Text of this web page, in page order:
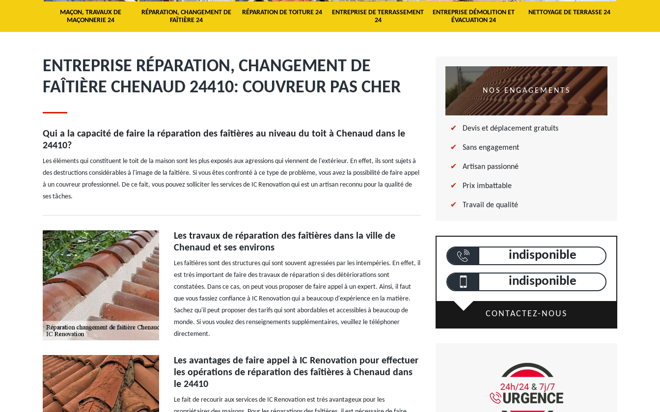
MAÇON, TRAVAUX DE
MAÇONNERIE 24
RÉPARATION, CHANGEMENT DE
FAÎTIÈRE 24
RÉPARATION DE TOITURE 24
ENTREPRISE DE TERRASSEMENT
24
ENTREPRISE DÉMOLITION ET
ÉVACUATION 24
NETTOYAGE DE TERRASSE 24
ENTREPRISE RÉPARATION, CHANGEMENT DE
FAÎTIÈRE CHENAUD 24410: COUVREUR PAS CHER
Qui a la capacité de faire la réparation des faîtières au niveau du toit à Chenaud dans le
24410?
Les éléments qui constituent le toit de la maison sont les plus exposés aux agressions qui viennent de l'extérieur. En effet, ils sont sujets à
des destructions considérables à l'image de la faîtière. Si vous êtes confronté à ce type de problème, vous avez la possibilité de faire appel
à un couvreur professionnel. De ce fait, vous pouvez solliciter les services de IC Renovation qui est un artisan reconnu pour la qualité de
ses tâches.
Les travaux de réparation des faîtières dans la ville de
Chenaud et ses environs
Les faîtières sont des structures qui sont souvent agressées par les intempéries. En effet, il
est très important de faire des travaux de réparation si des détériorations sont
constatées. Dans ce cas, on peut vous proposer de faire appel à un expert. Ainsi, il faut
que vous fassiez confiance à IC Renovation qui a beaucoup d'expérience en la matière.
Sachez qu'il peut proposer des tarifs qui sont abordables et accessibles à beaucoup de
monde. Si vous voulez des renseignements supplémentaires, veuillez le téléphoner
directement.
Les avantages de faire appel à IC Renovation pour effectuer
les opérations de réparation des faîtières à Chenaud dans
le 24410
Le fait de recourir aux services de IC Renovation est très avantageux pour les
NOS ENGAGEMENTS
Devis et déplacement gratuits
Sans engagement
Artisan passionné
Prix imbattable
Travail de qualité
indisponible
indisponible
CONTACTEZ-NOUS